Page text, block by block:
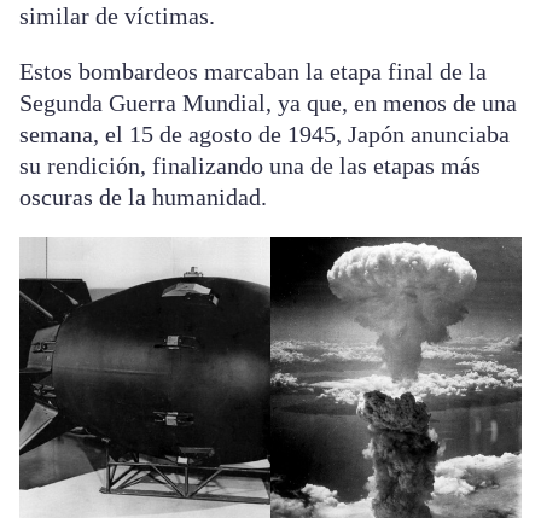
similar de víctimas.
Estos bombardeos marcaban la etapa final de la
Segunda Guerra Mundial, ya que, en menos de una
semana, el 15 de agosto de 1945, Japón anunciaba
su rendición, finalizando una de las etapas más
oscuras de la humanidad.